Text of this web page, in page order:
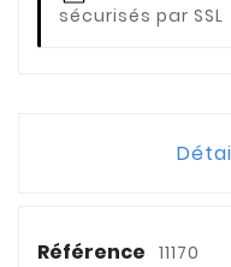
sécurisés par SSL
Référence 11170